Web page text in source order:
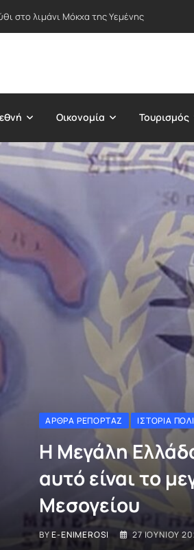
Η θρυλική επίλεκτη μονάδα της Αρχαίας
Οικονομία Τουρισμός
ΆΡΘΡΑ ΡΕΠΟΡΤΆΖ ΙΣΤΟΡΊΑ
Η Μεγάλη
αυτό είναι το
Μεσογείου
BYE-ENIMEROSI 27 ΙΟΥΝΊΟΥ